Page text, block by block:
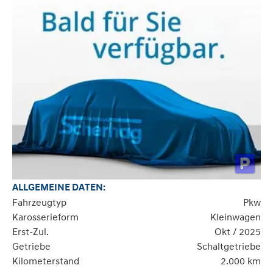
ALLGEMEINE DATEN:
Fahrzeugtyp
Pkw
Karosserieform
Kleinwagen
Erst-Zul.
Okt / 2025
Getriebe
Schaltgetriebe
Kilometerstand
2.000 km